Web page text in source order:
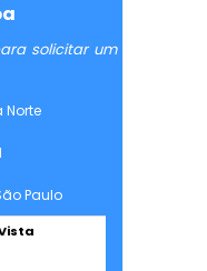
solicitar um
Norte
Paulo